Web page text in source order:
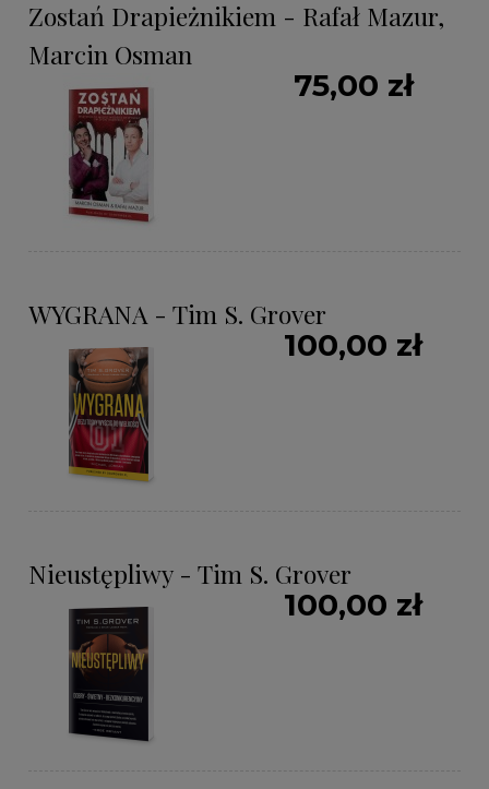
Zostań Drapieżnikiem - Rafał Mazur,
Marcin Osman
75,00 zł
WYGRANA - Tim S. Grover
100,00 zł
Nieustępliwy - Tim S. Grover
100,00 zł